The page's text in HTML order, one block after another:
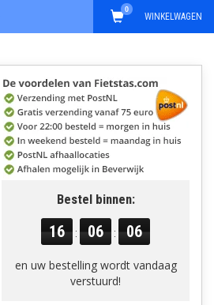
WINKELWAGEN
0
Bestel binnen:
16 : 06 : 05
en uw bestelling wordt vandaag
verstuurd!